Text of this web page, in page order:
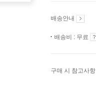
배송안내
배송비 : 무료
구매 시 참고사항